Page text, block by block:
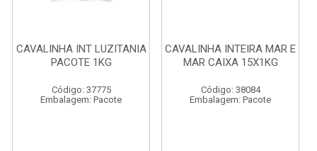
CAVALINHA INT LUZITANIA
PACOTE 1KG
Código: 37775
Embalagem: Pacote
CAVALINHA INTEIRA MAR E
MAR CAIXA 15X1KG
Código: 38084
Embalagem: Pacote